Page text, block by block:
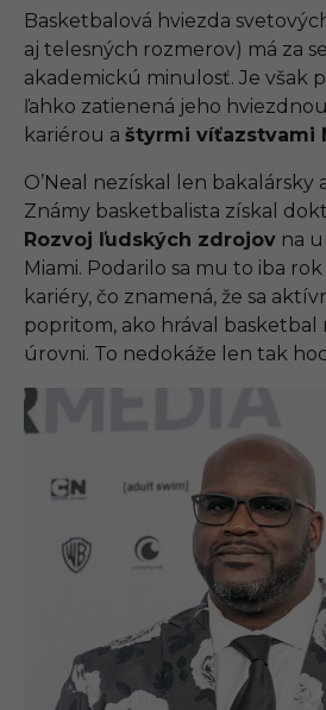
Basketbalová hviezda
aj telesných rozmerov) má za
akademickú minulosť. Je však
ľahko zatienená jeho
kariérou a štyrmi víťazstvami
O’Neal nezískal len bakalársky
Známy basketbalista získal
Rozvoj ľudských zdrojov na
Miami. Podarilo sa mu to iba
kariéry, čo znamená, že sa
popritom, ako hrával basketbal
úrovni. To nedokáže len tak